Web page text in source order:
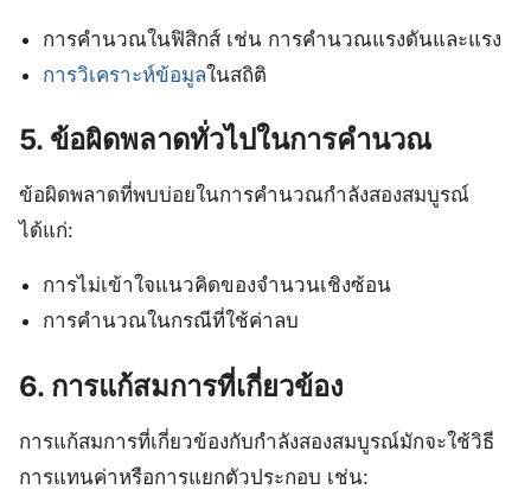
การคำนวณในฟิสิกส์ เช่น การคำนวณแรงดันและแรง
การวิเคราะห์ข้อมูลในสถิติ
5. ข้อผิดพลาดทั่วไปในการคำนวณ
ข้อผิดพลาดที่พบบ่อยในการคำนวณกําลังสองสมบูรณ์
ได้แก่:
การไม่เข้าใจแนวคิดของจำนวนเชิงซ้อน
การคำนวณในกรณีที่ใช้ค่าลบ
6. การแก้สมการที่เกี่ยวข้อง
การแก้สมการที่เกี่ยวข้องกับกําลังสองสมบูรณ์มักจะใช้วิธี
การแทนค่าหรือการแยกตัวประกอบ เช่น: